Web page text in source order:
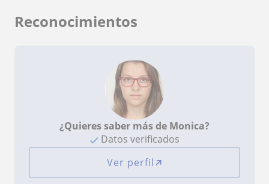
Reconocimientos
¿Quieres saber más de Monica?
Datos verificados
Ver perfil